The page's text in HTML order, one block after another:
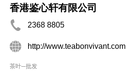
香港鉴心轩有限公司
2368 8805
http://www.teabonvivant.com
茶叶─批发